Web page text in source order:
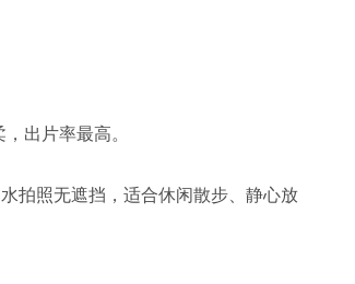
出片率最高。
拍照无遮挡，适合休闲散步、静心放